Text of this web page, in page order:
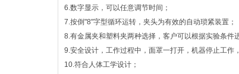
6.数字显示，可以任意调节时间；
7.按倒"8"字型循环运转，夹头为有效的自动琐紧装置；
8.有金属夹和塑料夹两种选择，客户可以根据实验条件
9.安全设计，工作过程中，面罩一打开，机器停止工作
10.符合人体工学设计；